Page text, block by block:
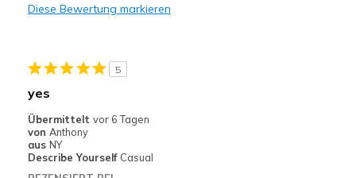
Going Out
Width
Sizing
View On Shoes
Diese Bewertung markieren
5
yes
Übermittelt vor 6 Tagen
von Anthony
aus NY
Describe Yourself Casual